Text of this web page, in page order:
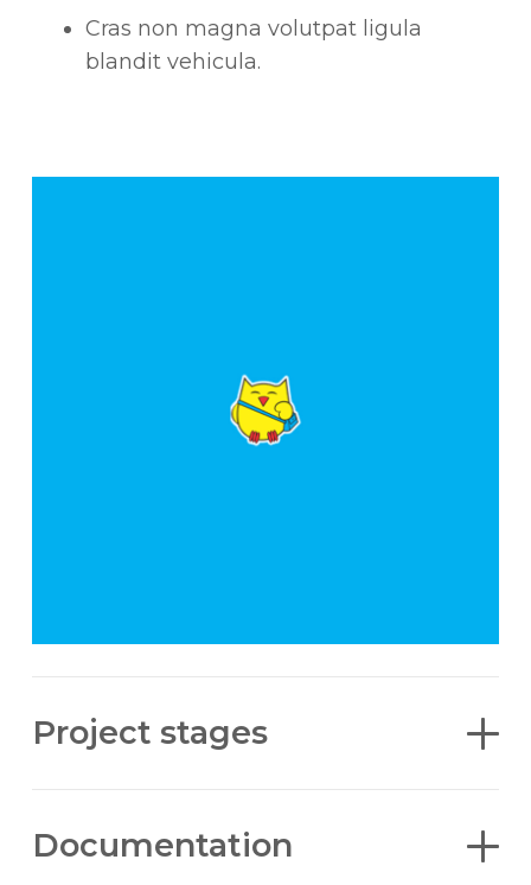
Cras non magna volutpat ligula
blandit vehicula.
Project stages
Documentation